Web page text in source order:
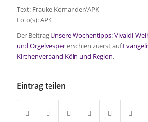
Text: Frauke Komander/APK
Foto(s): APK
Der Beitrag Unsere Wochentipps: Vivaldi-
und Orgelvespererschien zuerst auf
Kirchenverband Köln und Region.
Eintrag teilen